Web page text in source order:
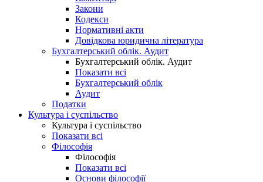
Закони
Кодекси
Нормативні акти
Довідкова юридична література
Бухгалтерський облік. Аудит
Бухгалтерський облік. Аудит
Показати всі
Бухгалтерський облік
Аудит
Податки
Культура і суспільство
Культура і суспільство
Показати всі
Філософія
Філософія
Показати всі
Основи філософії